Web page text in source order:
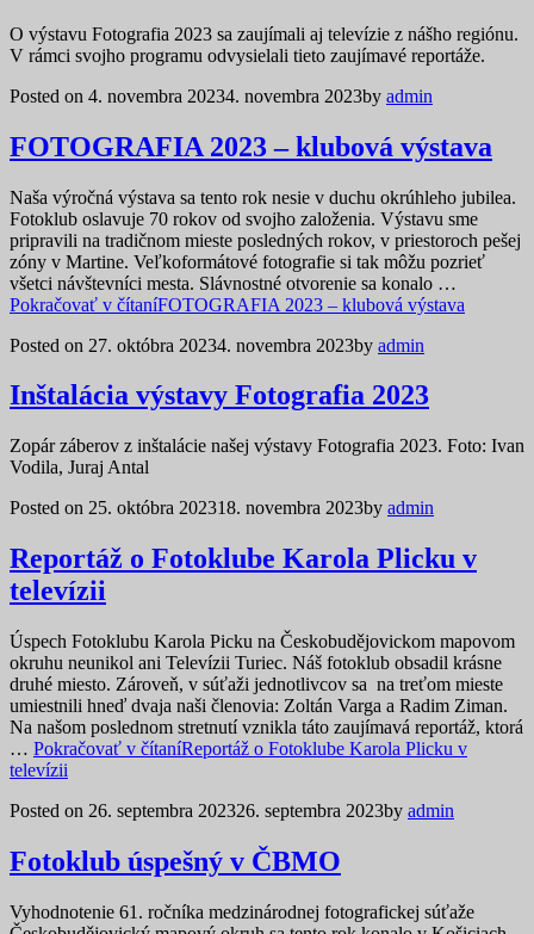
O výstavu Fotografia 2023 sa zaujímali aj televízie z nášho regiónu.
V rámci svojho programu odvysielali tieto zaujímavé reportáže.
Posted on 4. novembra 20234. novembra 2023by admin
FOTOGRAFIA 2023 – klubová výstava
Naša výročná výstava sa tento rok nesie v duchu okrúhleho jubilea.
Fotoklub oslavuje 70 rokov od svojho založenia. Výstavu sme
pripravili na tradičnom mieste posledných rokov, v priestoroch pešej
zóny v Martine. Veľkoformátové fotografie si tak môžu pozrieť
všetci návštevníci mesta. Slávnostné otvorenie sa konalo …
Pokračovať v čítaníFOTOGRAFIA 2023 – klubová výstava
Posted on 27. októbra 20234. novembra 2023by admin
Inštalácia výstavy Fotografia 2023
Zopár záberov z inštalácie našej výstavy Fotografia 2023. Foto: Ivan
Vodila, Juraj Antal
Posted on 25. októbra 202318. novembra 2023by admin
Reportáž o Fotoklube Karola Plicku v
televízii
Úspech Fotoklubu Karola Picku na Českobudějovickom mapovom
okruhu neunikol ani Televízii Turiec. Náš fotoklub obsadil krásne
druhé miesto. Zároveň, v súťaži jednotlivcov sa na treťom mieste
umiestnili hneď dvaja naši členovia: Zoltán Varga a Radim Ziman.
Na našom poslednom stretnutí vznikla táto zaujímavá reportáž, ktorá
… Pokračovať v čítaníReportáž o Fotoklube Karola Plicku v
televízii
Posted on 26. septembra 202326. septembra 2023by admin
Fotoklub úspešný v ČBMO
Vyhodnotenie 61. ročníka medzinárodnej fotografickej súťaže